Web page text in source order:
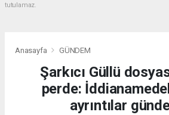
tutulamaz.
Anasayfa GÜNDEM
Şarkıcı Güllü
perde:
ayrıntılar